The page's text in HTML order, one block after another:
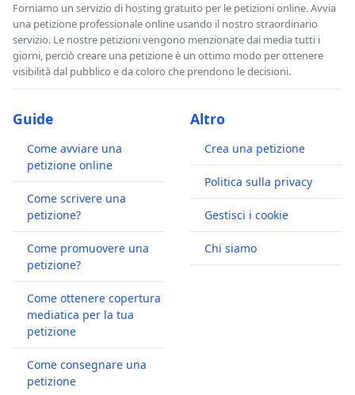
Forniamo un servizio di hosting gratuito per le petizioni online. Avvia
una petizione professionale online usando il nostro straordinario
servizio. Le nostre petizioni vengono menzionate dai media tutti i
giorni, perciò creare una petizione è un ottimo modo per ottenere
visibilità dal pubblico e da coloro che prendono le decisioni.
Guide
Come avviare una
petizione online
Come scrivere una
petizione?
Come promuovere una
petizione?
Come ottenere copertura
mediatica per la tua
petizione
Come consegnare una
petizione
Altro
Crea una petizione
Politica sulla privacy
Gestisci i cookie
Chi siamo